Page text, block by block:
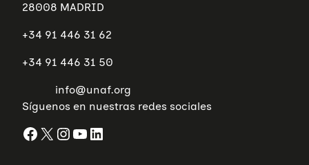
28008 MADRID
+34 91 446 31 62
+34 91 446 31 50
info@unaf.org
Síguenos en nuestras redes sociales
Facebook X InstagramYouTube LinkedIn